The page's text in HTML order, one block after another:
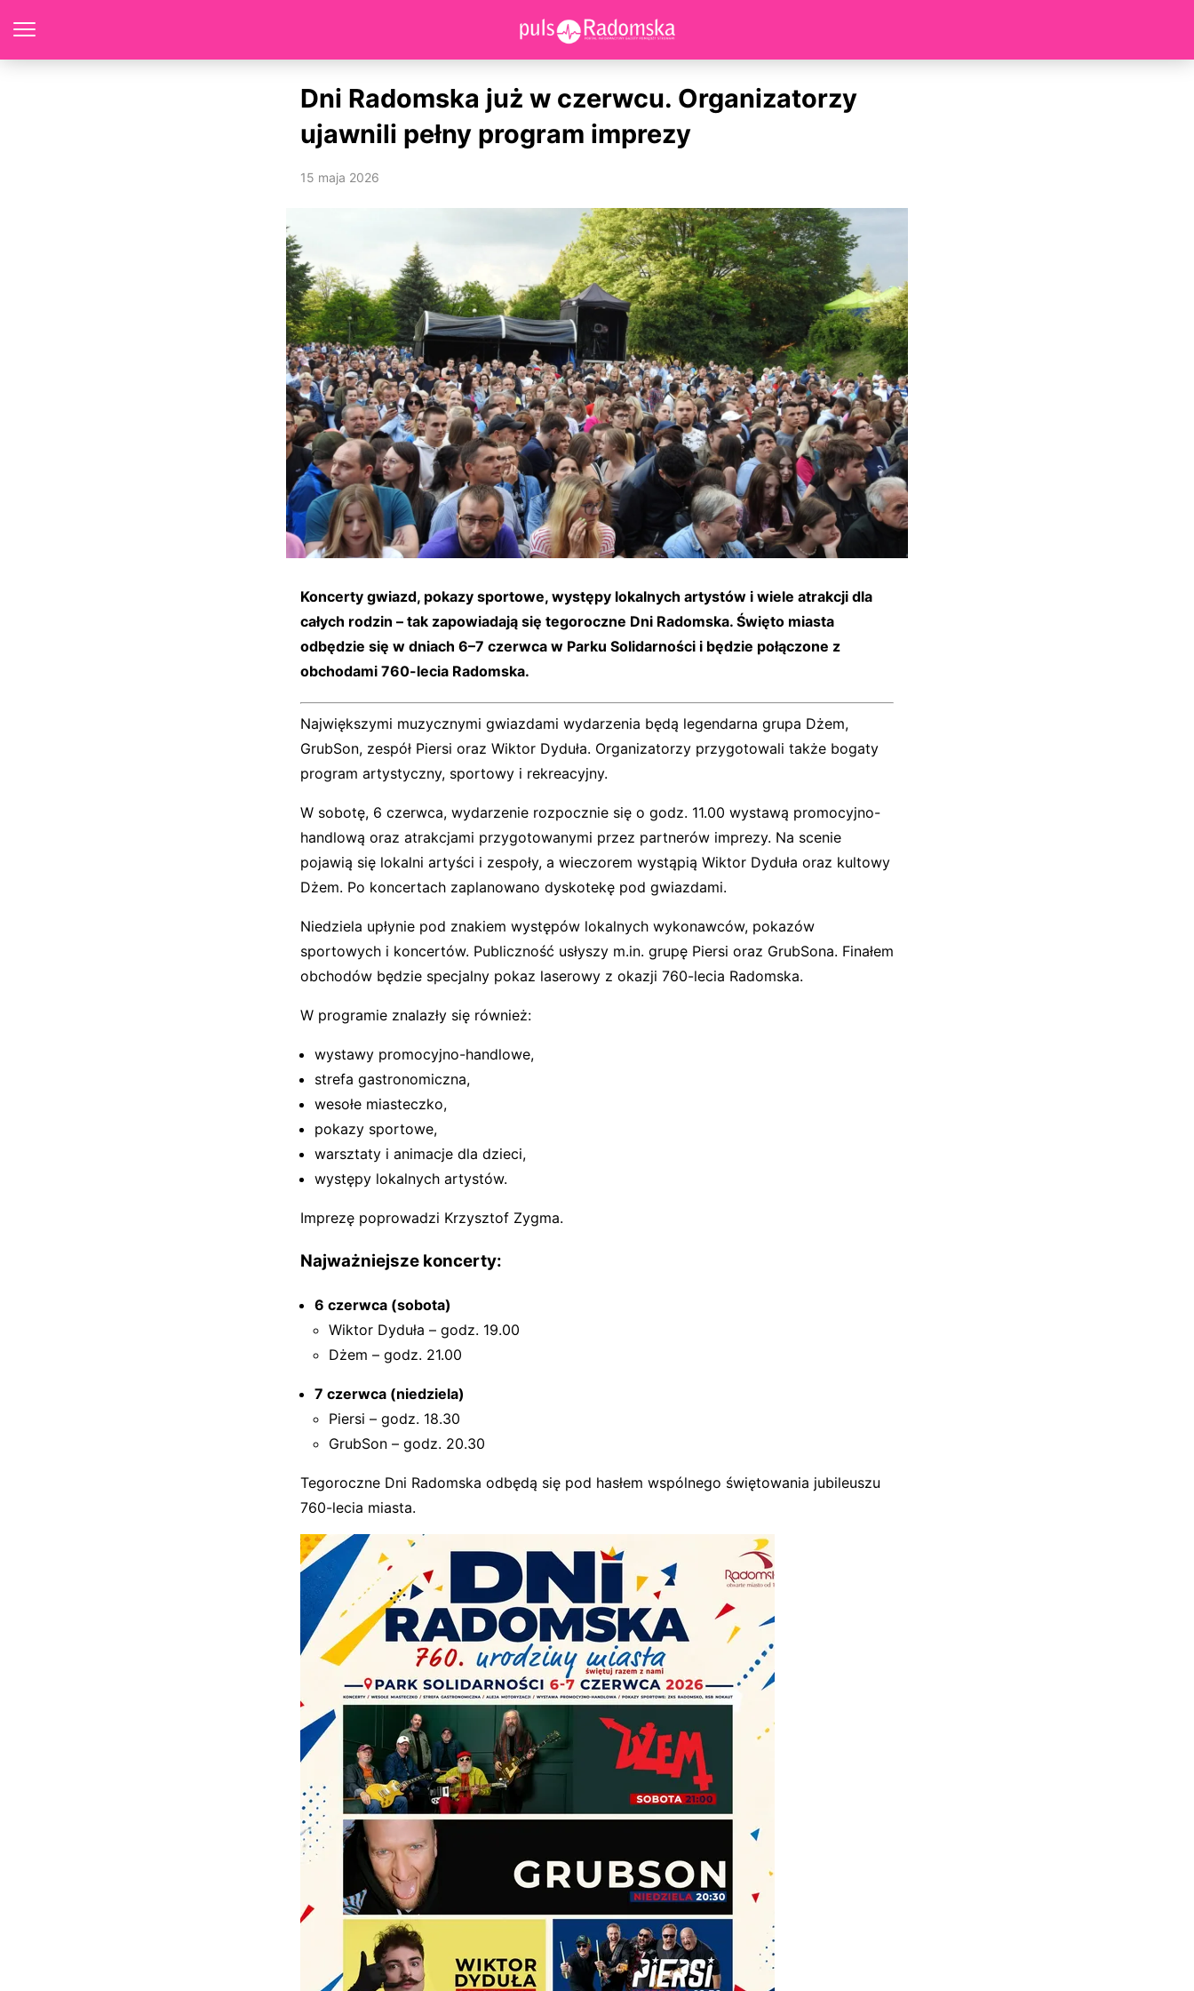
Dni Radomska już w czerwcu. Organizatorzy
ujawnili pełny program imprezy
15 maja 2026
Koncerty gwiazd, pokazy sportowe, występy lokalnych artystów i wiele atrakcji dla
całych rodzin – tak zapowiadają się tegoroczne Dni Radomska. Święto miasta
odbędzie się w dniach 6–7 czerwca w Parku Solidarności i będzie połączone z
obchodami 760-lecia Radomska.
Największymi muzycznymi gwiazdami wydarzenia będą legendarna grupa Dżem,
GrubSon, zespół Piersi oraz Wiktor Dyduła. Organizatorzy przygotowali także bogaty
program artystyczny, sportowy i rekreacyjny.
W sobotę, 6 czerwca, wydarzenie rozpocznie się o godz. 11.00 wystawą promocyjno-
handlową oraz atrakcjami przygotowanymi przez partnerów imprezy. Na scenie
pojawią się lokalni artyści i zespoły, a wieczorem wystąpią Wiktor Dyduła oraz kultowy
Dżem. Po koncertach zaplanowano dyskotekę pod gwiazdami.
Niedziela upłynie pod znakiem występów lokalnych wykonawców, pokazów
sportowych i koncertów. Publiczność usłyszy m.in. grupę Piersi oraz GrubSona. Finałem
obchodów będzie specjalny pokaz laserowy z okazji 760-lecia Radomska.
W programie znalazły się również:
wystawy promocyjno-handlowe,
strefa gastronomiczna,
wesołe miasteczko,
pokazy sportowe,
warsztaty i animacje dla dzieci,
występy lokalnych artystów.
Imprezę poprowadzi Krzysztof Zygma.
Najważniejsze koncerty:
6 czerwca (sobota)
Wiktor Dyduła – godz. 19.00
Dżem – godz. 21.00
7 czerwca (niedziela)
Piersi – godz. 18.30
GrubSon – godz. 20.30
Tegoroczne Dni Radomska odbędą się pod hasłem wspólnego świętowania jubileuszu
760-lecia miasta.